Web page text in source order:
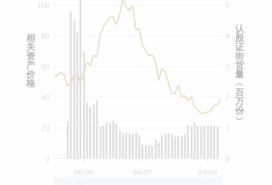
08/06 06/07 03/08
0
1
2
3
4
5
0
20
40
60
80
100
认
股
证
街
货
量
︵
百
万
份
︶
相
关
资
产
价
格
牛熊证文件及公告
牛熊证文件及公告 (瑞信)
收市竞价变化